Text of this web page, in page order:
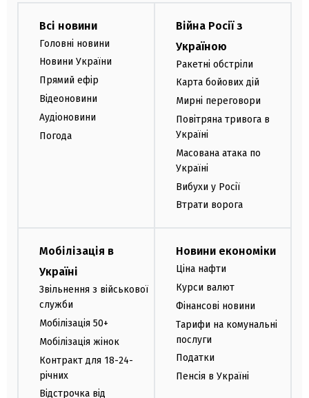
Всі новини
Головні новини
Новини України
Прямий ефір
Відеоновини
Аудіоновини
Погода
Війна Росії з
Україною
Ракетні обстріли
Карта бойових дій
Мирні переговори
Повітряна тривога в
Україні
Масована атака по
Україні
Вибухи у Росії
Втрати ворога
Мобілізація в
Україні
Звільнення з військової
служби
Мобілізація 50+
Мобілізація жінок
Контракт для 18-24-
річних
Відстрочка від
Новини економіки
Ціна нафти
Курси валют
Фінансові новини
Тарифи на комунальні
послуги
Податки
Пенсія в Україні